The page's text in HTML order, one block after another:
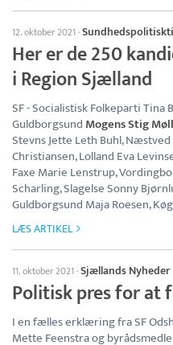
12. oktober 2021·
Her er de 250
i Region Sjælland
SF - Socialistisk Folkeparti Tina
Guldborgsund Mogens Stig
Stevns Jette Leth Buhl,
Christiansen, Lolland Eva
Faxe Marie Lenstrup,
Scharling, Slagelse Sonny
Guldborgsund Maja Roesen,
LÆS ARTIKEL
11. oktober 2021·Sjællands Nyheder
Politisk pres for at
I en fælles erklæring fra SF
Mette Feenstra og